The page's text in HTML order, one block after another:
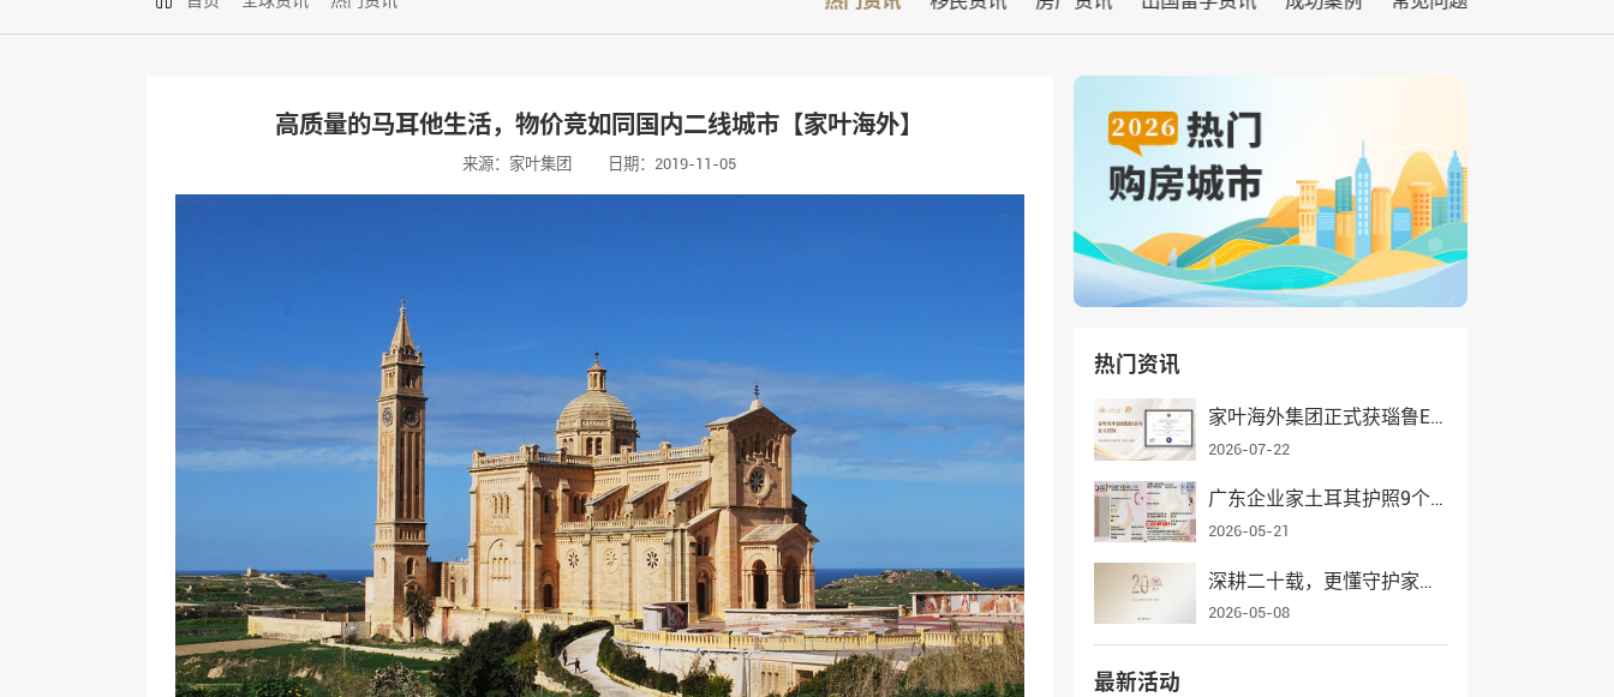
高质量的马耳他生活，物价竞如同国内二线城市【家叶海外】
来源：家叶集团 日期：2019-11-05
热门资讯
家叶海外集团正式获瑙鲁ECRCP项目官方授权，身份规划服务再添权威认证
2026-07-22
广东企业家土耳其护照9个月获批，家叶海外全流程护航一家三口入籍
2026-05-21
深耕二十载，更懂守护家业——家叶海外集团辉煌发展纪实
2026-05-08
最新活动